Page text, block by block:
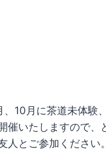
10月に茶道未体験
催いたしますので、
人とご参加ください